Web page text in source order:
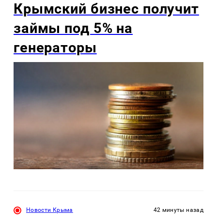
Крымский бизнес получит
займы под 5% на
генераторы
Новости Крыма 42 минуты назад